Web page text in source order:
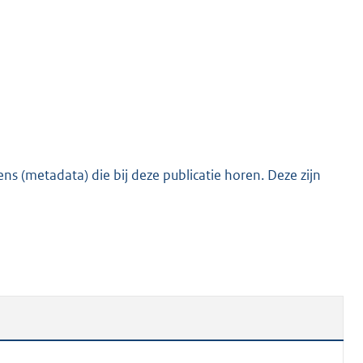
b
(metadata) die bij deze publicatie horen. Deze zijn